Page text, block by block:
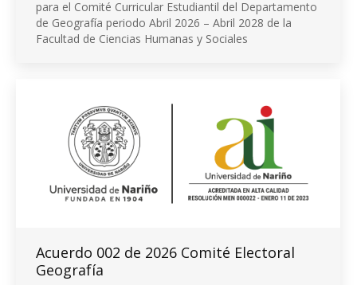
para el Comité Curricular Estudiantil del Departamento
de Geografía periodo Abril 2026 – Abril 2028 de la
Facultad de Ciencias Humanas y Sociales
Acuerdo 002 de 2026 Comité Electoral
Geografía